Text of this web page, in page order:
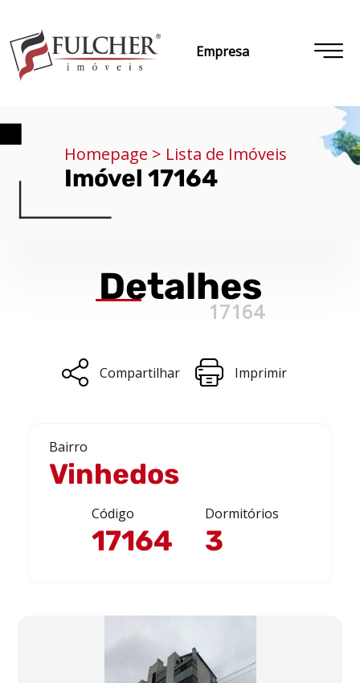
Empresa
Homepage > Lista de Imóveis
Imóvel 17164
Detalhes
17164
Compartilhar Imprimir
Bairro
Vinhedos
Código
17164
Dormitórios
3